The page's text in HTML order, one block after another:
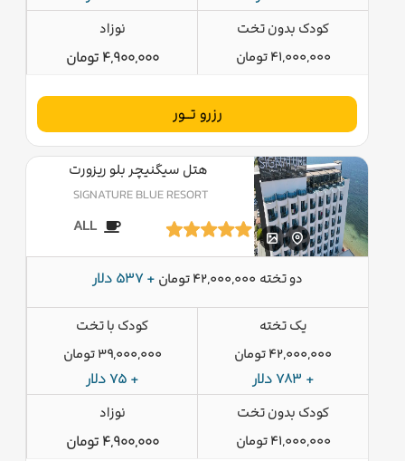
کودک بدون تخت
41,000,000 تومان
نوزاد
4,900,000 تومان
رزرو تــور
هتل سیگنیچر بلو ریزورت
SIGNATURE BLUE RESORT
ALL
دو تخته 42,000,000 تومان + 537 دلار
یک تخته
42,000,000 تومان
+ 783 دلار
کودک با تخت
39,000,000 تومان
+ 75 دلار
کودک بدون تخت
41,000,000 تومان
نوزاد
4,900,000 تومان